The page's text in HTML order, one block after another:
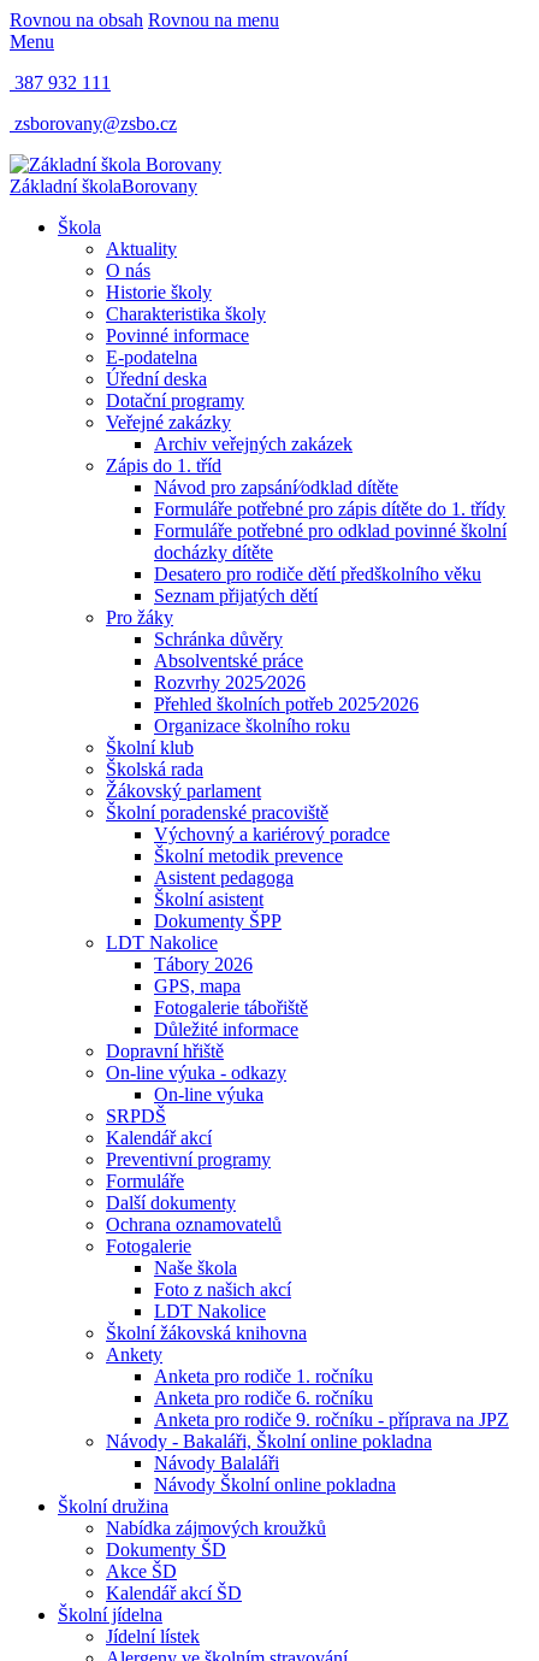
Rovnou na obsah Rovnou na menu
Menu
387 932 111
zsborovany@zsbo.cz
Základní školaBorovany
Škola
Aktuality
O nás
Historie školy
Charakteristika školy
Povinné informace
E-podatelna
Úřední deska
Dotační programy
Veřejné zakázky
Archiv veřejných zakázek
Zápis do 1. tříd
Návod pro zapsání⁄odklad dítěte
Formuláře potřebné pro zápis dítěte do 1. třídy
Formuláře potřebné pro odklad povinné školní
docházky dítěte
Desatero pro rodiče dětí předškolního věku
Seznam přijatých dětí
Pro žáky
Schránka důvěry
Absolventské práce
Rozvrhy 2025⁄2026
Přehled školních potřeb 2025⁄2026
Organizace školního roku
Školní klub
Školská rada
Žákovský parlament
Školní poradenské pracoviště
Výchovný a kariérový poradce
Školní metodik prevence
Asistent pedagoga
Školní asistent
Dokumenty ŠPP
LDT Nakolice
Tábory 2026
GPS, mapa
Fotogalerie tábořiště
Důležité informace
Dopravní hřiště
On-line výuka - odkazy
On-line výuka
SRPDŠ
Kalendář akcí
Preventivní programy
Formuláře
Další dokumenty
Ochrana oznamovatelů
Fotogalerie
Naše škola
Foto z našich akcí
LDT Nakolice
Školní žákovská knihovna
Ankety
Anketa pro rodiče 1. ročníku
Anketa pro rodiče 6. ročníku
Anketa pro rodiče 9. ročníku - příprava na JPZ
Návody - Bakaláři, Školní online pokladna
Návody Balaláři
Návody Školní online pokladna
Školní družina
Nabídka zájmových kroužků
Dokumenty ŠD
Akce ŠD
Kalendář akcí ŠD
Školní jídelna
Jídelní lístek